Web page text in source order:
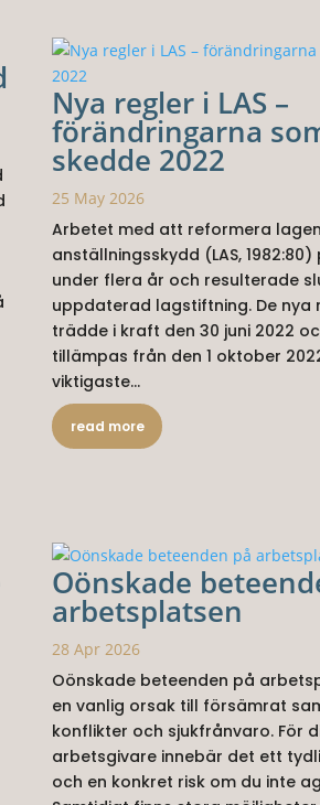
Nya regler i LAS –
förändringarna
skedde 2022
25 May 2026
Arbetet med att reformera
anställningsskydd (LAS,
under flera år och resulterade
uppdaterad lagstiftning. De nya
trädde i kraft den 30 juni 2022
tillämpas från den 1 oktober
viktigaste...
read more
Oönskade
arbetsplatsen
28 Apr 2026
Oönskade beteenden på
en vanlig orsak till försämrat
konflikter och sjukfrånvaro. För
arbetsgivare innebär det ett
och en konkret risk om du inte